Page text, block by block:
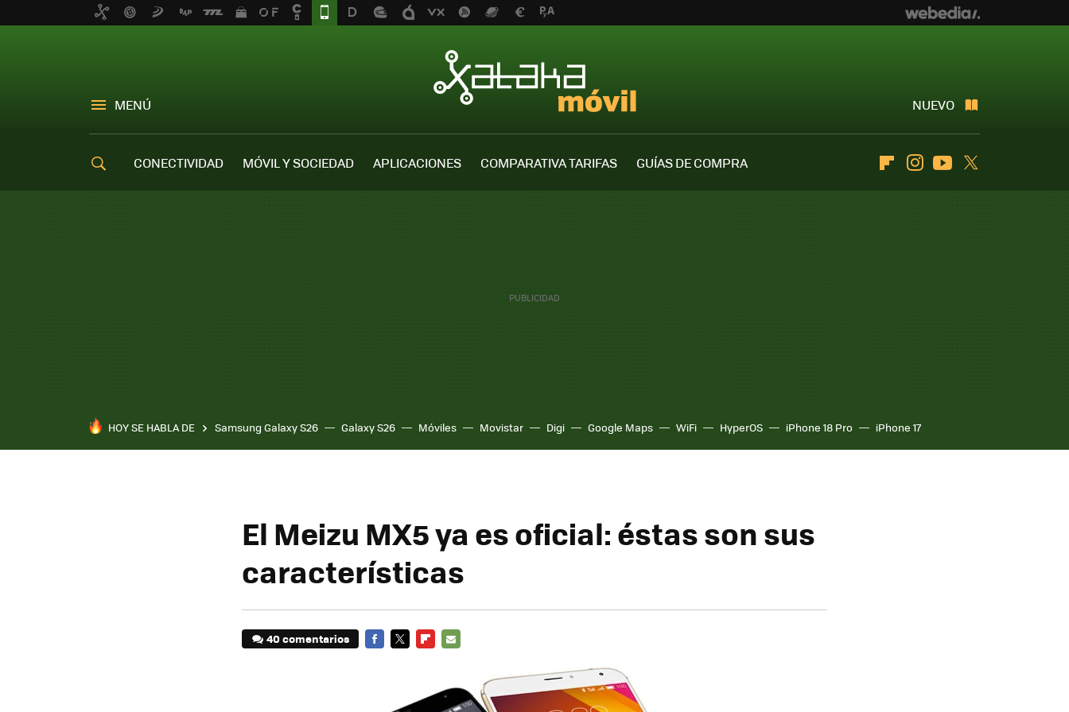
MENÚ NUEVO
CONECTIVIDAD MÓVIL Y SOCIEDAD APLICACIONES COMPARATIVA TARIFAS
GUÍAS DE COMPRA
FlipboardInstagramYoutube
HOY SE HABLA DE Samsung Galaxy S26 Galaxy S26 Móviles Movistar Digi Google Maps WiFi HyperOS iPhone 18 Pro iPhone 17
El Meizu MX5 ya es oficial: éstas son sus
características
40 comentarios